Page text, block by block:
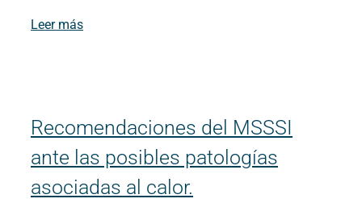
Leer más
Recomendaciones del MSSSI
ante las posibles patologías
asociadas al calor.